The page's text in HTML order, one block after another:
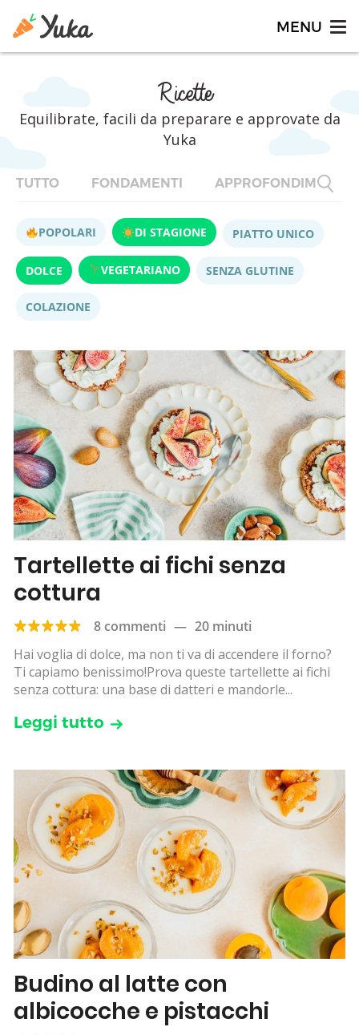
Ricette
Equilibrate, facili da preparare e approvate da
Yuka
TUTTO FONDAMENTI APPROFONDIMENTI
POPOLARI DI STAGIONE PIATTO UNICO
DOLCE VEGETARIANO SENZA GLUTINE
COLAZIONE
Tartellette ai fichi senza
cottura
8 commenti — 20 minuti
Hai voglia di dolce, ma non ti va di accendere il forno?
Ti capiamo benissimo!Prova queste tartellette ai fichi
senza cottura: una base di datteri e mandorle...
Leggi tutto
Budino al latte con
albicocche e pistacchi